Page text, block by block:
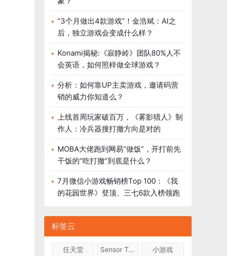
“3个月做出4款游戏”！金浩斌：AI之
后，独立游戏会变成什么样？
Konami揭秘:《寂静岭》团队80%人不
会英语，如何照样做全球游戏？
分析：如何靠UP主卖游戏，邀请码营
销的威力你知道么？
上线首周玩家破百万，《雾影猎人》制
作人：冷兵器搜打撤方向是对的
MOBA大佬跑到网易“做饭”，开打前先
干饭的“吃打撤”到底是什么？
7月微信小游戏畅销榜Top 100：《我
的花园世界》登顶、三七6款入榜领跑
标签云
任天堂 Sensor Tower
小游戏